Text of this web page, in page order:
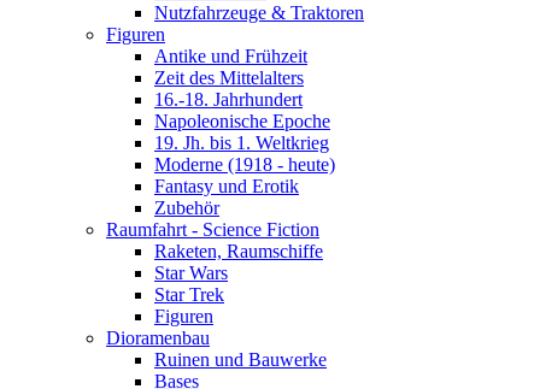
Nutzfahrzeuge & Traktoren
Figuren
Antike und Frühzeit
Zeit des Mittelalters
16.-18. Jahrhundert
Napoleonische Epoche
19. Jh. bis 1. Weltkrieg
Moderne (1918 - heute)
Fantasy und Erotik
Zubehör
Raumfahrt - Science Fiction
Raketen, Raumschiffe
Star Wars
Star Trek
Figuren
Dioramenbau
Ruinen und Bauwerke
Bases